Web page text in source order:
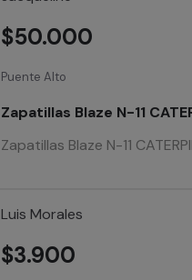
Puente Alto
Zapatillas Blaze N-11
Zapatillas Blaze N-11
$50.000
Luis Morales
$3.900